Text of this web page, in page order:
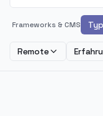
Frameworks & CMS
Remote